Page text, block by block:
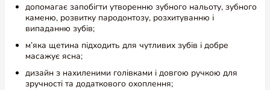
допомагає запобігти утворенню зубного нальоту, зубного
каменю, розвитку пародонтозу, розхитуванню і
випаданню зубів;
м’яка щетина підходить для чутливих зубів і добре
масажує ясна;
дизайн з нахиленими голівками і довгою ручкою для
зручності та додаткового охоплення;
Переглянути більше інформації про